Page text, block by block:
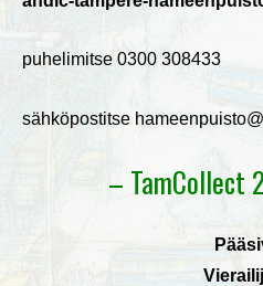
puhelimitse 0300 308433
sähköpostitse
– TamCollect